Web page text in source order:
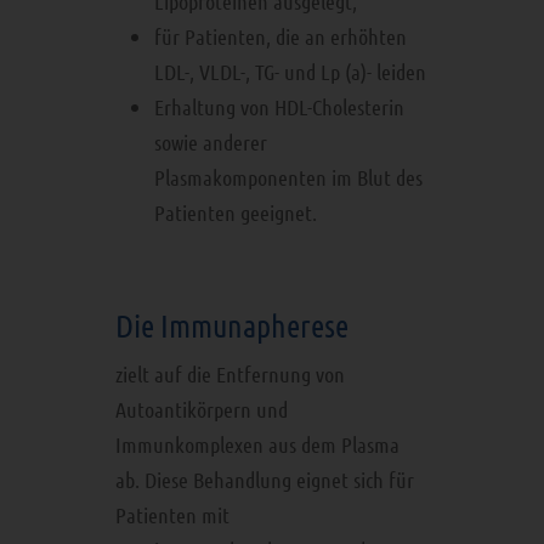
für Patienten, die an erhöhten
LDL-, VLDL-, TG- und Lp (a)- leiden
Erhaltung von HDL-Cholesterin
sowie anderer
Plasmakomponenten im Blut des
Patienten geeignet.
Die Immunapherese
zielt auf die Entfernung von
Autoantikörpern und
Immunkomplexen aus dem Plasma
ab. Diese Behandlung eignet sich für
Patienten mit